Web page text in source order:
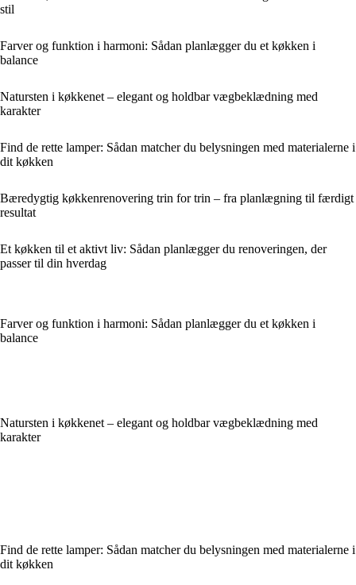
stil
Farver og funktion i harmoni: Sådan planlægger du et køkken i
balance
Natursten i køkkenet – elegant og holdbar vægbeklædning med
karakter
Find de rette lamper: Sådan matcher du belysningen med materialerne i
dit køkken
Bæredygtig køkkenrenovering trin for trin – fra planlægning til færdigt
resultat
Et køkken til et aktivt liv: Sådan planlægger du renoveringen, der
passer til din hverdag
Farver og funktion i harmoni: Sådan planlægger du et køkken i
balance
Natursten i køkkenet – elegant og holdbar vægbeklædning med
karakter
Find de rette lamper: Sådan matcher du belysningen med materialerne i
dit køkken